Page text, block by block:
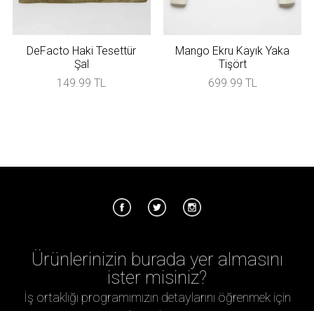
DeFacto Haki Tesettür
Şal
149.99 TL
Mango Ekru Kayık Yaka
Tişört
699.99 TL
Ürünlerinizin burada yer almasını
ister misiniz?
İş ortaklığı programımızın detaylarını öğrenmek için